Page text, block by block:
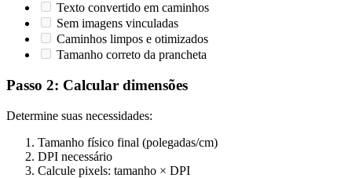
Texto convertido em caminhos
Sem imagens vinculadas
Caminhos limpos e otimizados
Tamanho correto da prancheta
Passo 2: Calcular dimensões
Determine suas necessidades:
Tamanho físico final (polegadas/cm)
DPI necessário
Calcule pixels: tamanho × DPI